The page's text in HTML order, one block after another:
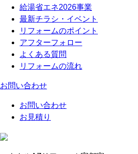
給湯省エネ2026事業
最新チラシ・イベント
リフォームのポイント
アフターフォロー
よくある質問
リフォームの流れ
お問い合わせ
お問い合わせ
お見積り